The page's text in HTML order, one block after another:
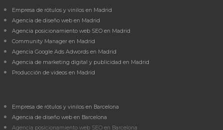
Empresa de rótulos y vinilos en Madrid
Agencia de diseño web en Madrid
Agencia posicionamiento web SEO en Madrid
Community Manager en Madrid
Agencia Google Ads Adwords en Madrid
Agencia de marketing digital y publicidad en Madrid
Producción de videos en Madrid
Empresa de rótulos y vinilos en Barcelona
Agencia de diseño web en Barcelona
Agencia posicionamiento web SEO en Barcelona